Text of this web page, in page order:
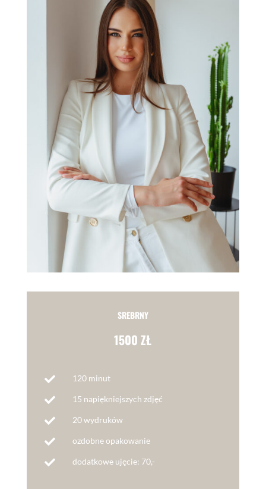
SREBRNY
1500 ZŁ
 120 minut
 15 napiękniejszych zdjęć
 20 wydruków
 ozdobne opakowanie
 dodatkowe ujęcie: 70,-